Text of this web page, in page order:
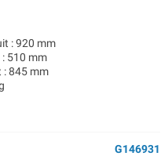
: 920 mm
510 mm
: 845 mm
G146931